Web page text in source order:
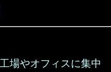
場やオフィスに集中